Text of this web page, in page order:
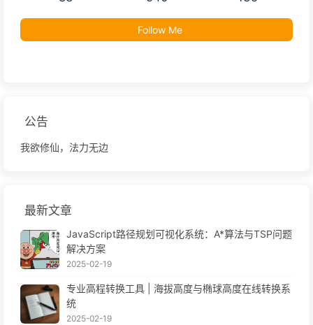
Follow Me
公告
我欲修仙，法力无边
最新文章
JavaScript路径规划可视化系统：A*算法与TSP问题
解决方案
2025-02-19
专业高程转换工具 | 海拔高度与椭球高度在线转换系
统
2025-02-19